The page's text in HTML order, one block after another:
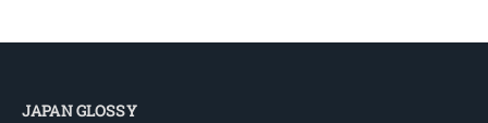
JAPAN GLOSSY